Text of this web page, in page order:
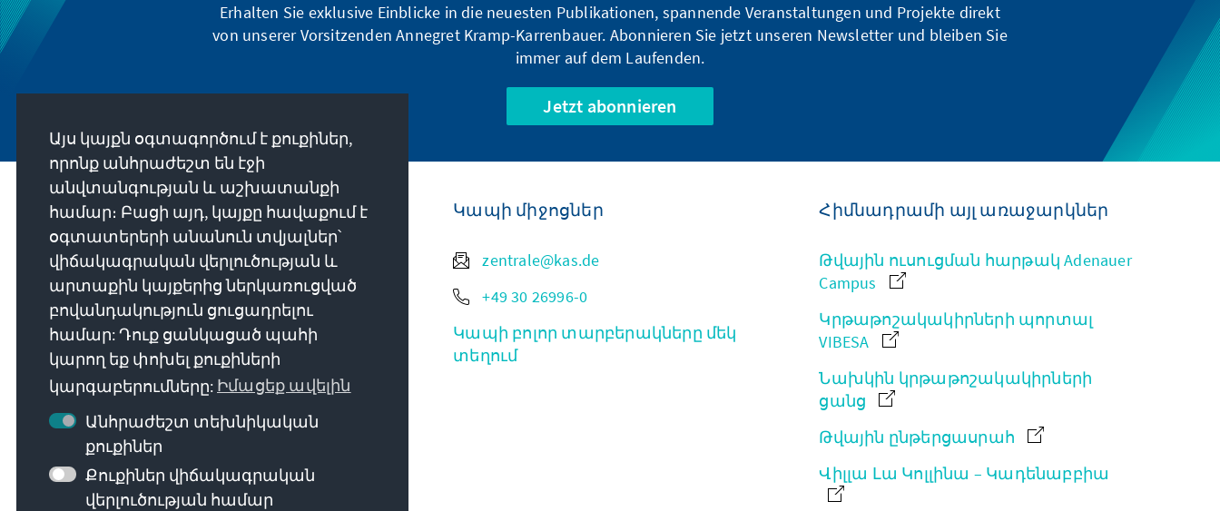
Erhalten Sie exklusive Einblicke in die neuesten Publikationen, spannende Veranstaltungen und Projekte direkt
von unserer Vorsitzenden Annegret Kramp-Karrenbauer. Abonnieren Sie jetzt unseren Newsletter und bleiben Sie
immer auf dem Laufenden.
Jetzt abonnieren
Մեր առաքելությունը
Die Konrad-Adenauer-Stiftung setzt sich
national und international durch politische
Bildung für Frieden, Freiheit und
Gerechtigkeit ein. Wir fördern und bewahren
freiheitliche Demokratie, die Soziale
Marktwirtschaft und die Entwicklung und
Festigung des Wertekonsenses.
Մեր առաքելությունը
Կապի միջոցներ
zentrale@kas.de
+49 30 26996-0
Կապի բոլոր տարբերակները մեկ
տեղում
Հիմնադրամի այլ առաջարկներ
Թվային ուսուցման հարթակ Adenauer
Campus
Կրթաթոշակակիրների պորտալ
VIBESA
Նախկին կրթաթոշակակիրների
ցանց
Թվային ընթերցասրահ
Վիլլա Լա Կոլլինա – Կադենաբբիա
Այս կայքն օգտագործում է քուքիներ,
որոնք անհրաժեշտ են էջի
անվտանգության և աշխատանքի
համար։ Բացի այդ, կայքը հավաքում է
օգտատերերի անանուն տվյալներ՝
վիճակագրական վերլուծության և
արտաքին կայքերից ներկառուցված
բովանդակություն ցուցադրելու
համար: Դուք ցանկացած պահի
կարող եք փոխել քուքիների
կարգաբերումները: Իմացեք ավելին
Անհրաժեշտ տեխնիկական
քուքիներ
Քուքիներ վիճակագրական
վերլուծության համար